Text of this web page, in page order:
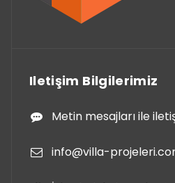
Iletişim Bilgilerimiz
Metin mesajları ile
info@villa-